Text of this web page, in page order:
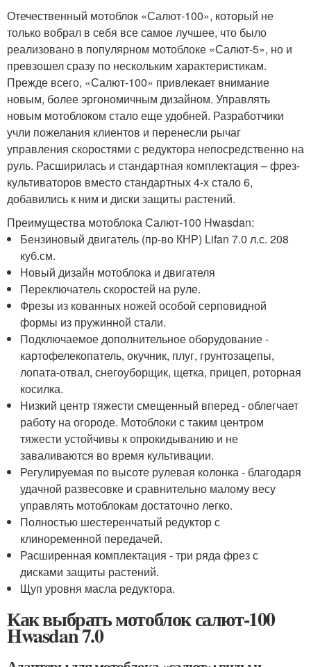
Отечественный мотоблок «Салют-100», который не
только вобрал в себя все самое лучшее, что было
реализовано в популярном мотоблоке «Салют-5», но и
превзошел сразу по нескольким характеристикам.
Прежде всего, «Салют-100» привлекает внимание
новым, более эргономичным дизайном. Управлять
новым мотоблоком стало еще удобней. Разработчики
учли пожелания клиентов и перенесли рычаг
управления скоростями с редуктора непосредственно на
руль. Расширилась и стандартная комплектация – фрез-
культиваторов вместо стандартных 4-х стало 6,
добавились к ним и диски защиты растений.
Преимущества мотоблока Салют-100 Hwasdan:
Бензиновый двигатель (пр-во КНР) Lifan 7.0 л.с. 208
куб.см.
Новый дизайн мотоблока и двигателя
Переключатель скоростей на руле.
Фрезы из кованных ножей особой серповидной
формы из пружинной стали.
Подключаемое дополнительное оборудование -
картофелекопатель, окучник, плуг, грунтозацепы,
лопата-отвал, снегоуборщик, щетка, прицеп, роторная
косилка.
Низкий центр тяжести смещенный вперед - облегчает
работу на огороде. Мотоблоки с таким центром
тяжести устойчивы к опрокидыванию и не
заваливаются во время культивации.
Регулируемая по высоте рулевая колонка - благодаря
удачной развесовке и сравнительно малому весу
управлять мотоблокам достаточно легко.
Полностью шестеренчатый редуктор с
клиноременной передачей.
Расширенная комплектация - три ряда фрез с
дисками защиты растений.
Щуп уровня масла редуктора.
Как выбрать мотоблок салют-100
Hwasdan 7.0